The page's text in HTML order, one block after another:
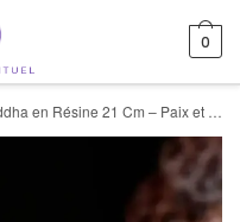
0
en Résine 21 Cm – Paix et Sérénité